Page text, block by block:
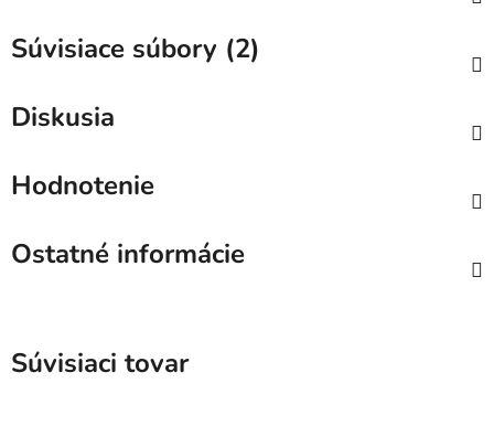
Súvisiace súbory (2)
Diskusia
Hodnotenie
Ostatné informácie
Súvisiaci tovar